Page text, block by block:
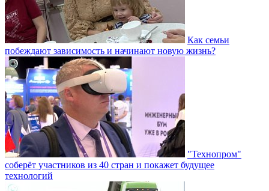
Как семьи
побеждают зависимость и начинают новую жизнь?
"Технопром"
соберёт участников из 40 стран и покажет будущее
технологий